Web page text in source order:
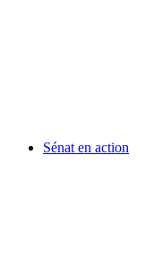
Sénat en action